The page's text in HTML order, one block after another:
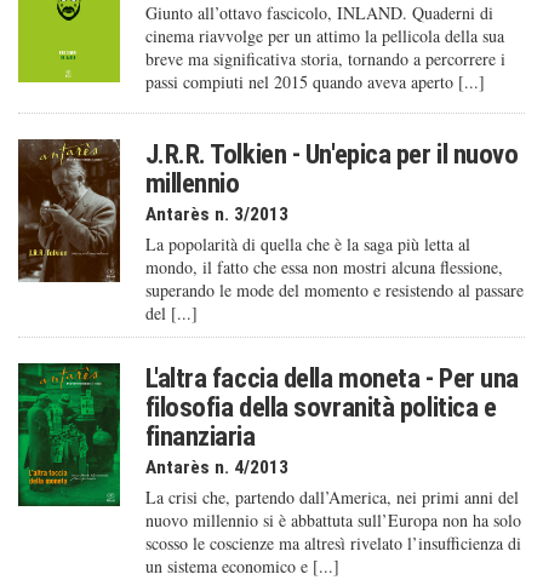
Giunto all’ottavo fascicolo, INLAND. Quaderni di
cinema riavvolge per un attimo la pellicola della sua
breve ma significativa storia, tornando a percorrere i
passi compiuti nel 2015 quando aveva aperto [...]
J.R.R. Tolkien - Un'epica per il nuovo
millennio
Antarès n. 3/2013
La popolarità di quella che è la saga più letta al
mondo, il fatto che essa non mostri alcuna flessione,
superando le mode del momento e resistendo al passare
del [...]
L'altra faccia della moneta - Per una
filosofia della sovranità politica e
finanziaria
Antarès n. 4/2013
La crisi che, partendo dall’America, nei primi anni del
nuovo millennio si è abbattuta sull’Europa non ha solo
scosso le coscienze ma altresì rivelato l’insufficienza di
un sistema economico e [...]